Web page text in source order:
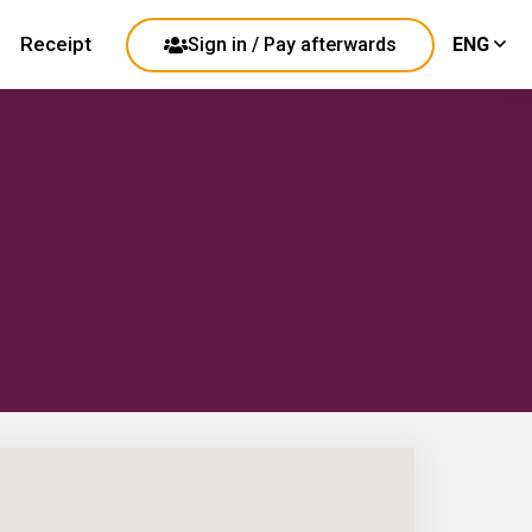
Receipt Sign in / Pay afterwards ENG